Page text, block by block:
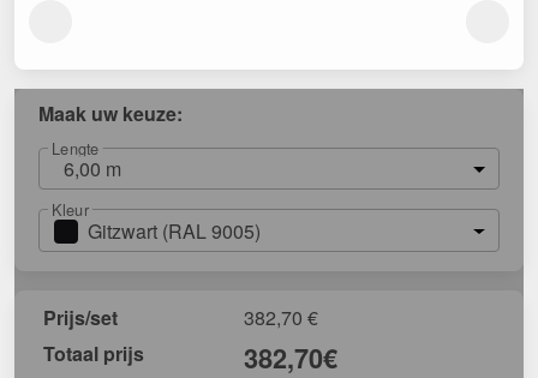
Maak uw keuze:
Lengte
6,00 m
Kleur
Gitzwart (RAL 9005)
Prijs/set 382,70 €
Totaal prijs
382,70€